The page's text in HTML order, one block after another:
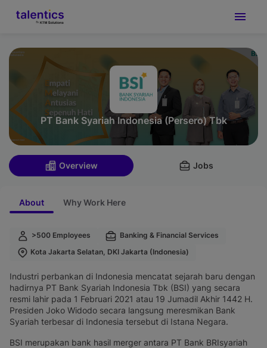
PT Bank Syariah Indonesia (Persero) Tbk
Overview Jobs
About Why Work Here
>500 Employees
Banking & Financial Services
Kota Jakarta Selatan, DKI Jakarta (Indonesia)
Industri perbankan di Indonesia mencatat sejarah baru dengan
hadirnya PT Bank Syariah Indonesia Tbk (BSI) yang secara
resmi lahir pada 1 Februari 2021 atau 19 Jumadil Akhir 1442 H.
Presiden Joko Widodo secara langsung meresmikan Bank
Syariah terbesar di Indonesia tersebut di Istana Negara.
BSI merupakan bank hasil merger antara PT Bank BRIsyariah